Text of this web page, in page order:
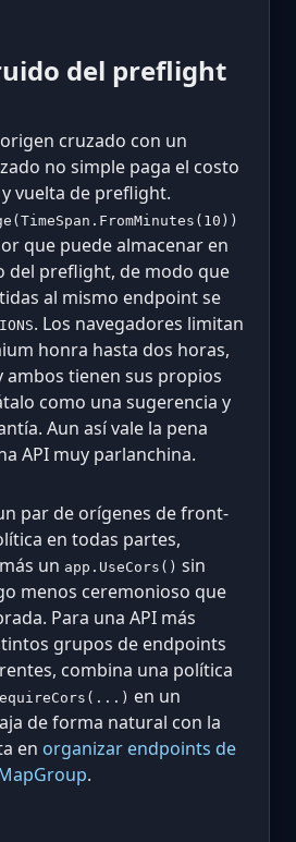
del preflight
cruzado con un
no simple paga el costo
vuelta de preflight.
que puede almacenar en
del preflight, de modo que
al mismo endpoint se
. Los navegadores limitan
honra hasta dos horas,
ambos tienen sus propios
como una sugerencia y
Aun así vale la pena
API muy parlanchina.
par de orígenes de front-
en todas partes,
más un app.UseCors() sin
menos ceremonioso que
Para una API más
grupos de endpoints
combina una política
en un
de forma natural con la
en organizar endpoints de
.